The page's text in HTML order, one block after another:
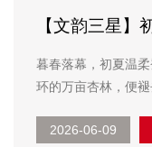
【文韵三星】
暮春落幕，初夏温
环的万亩杏林，便
轻，我循着山野果
2026-06-09